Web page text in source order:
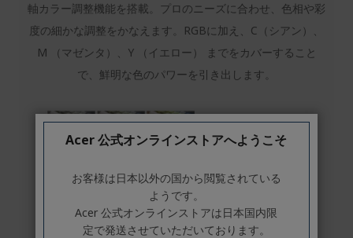
軸カラー調整機能を搭載。プロのニーズに合わせ、色相や彩
度の細かな調整をかなえます。RGBに加え、C（シアン）、
M （マゼンタ）、Y （イエロー） までをカバーすること
で、鮮明な色のパワーを引き出します。
Acer 公式オンラインストアへようこそ
お客様は日本以外の国から閲覧されている
ようです。
Acer 公式オンラインストアは日本国内限
定で発送させていただいております。